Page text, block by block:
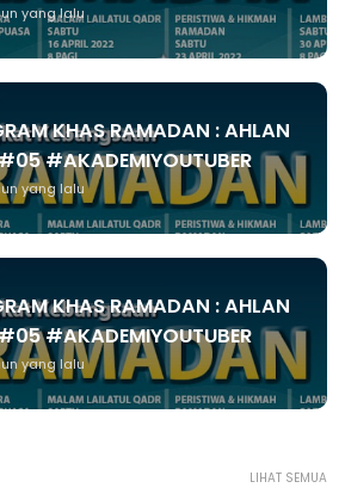
yang lalu
KHAS RAMADAN : AHLAN
#AKADEMIYOUTUBER
yang lalu
KHAS RAMADAN : AHLAN
#AKADEMIYOUTUBER
yang lalu
LIHAT SEMUA